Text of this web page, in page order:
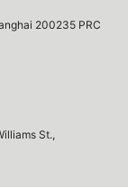
200235 PRC
St.,